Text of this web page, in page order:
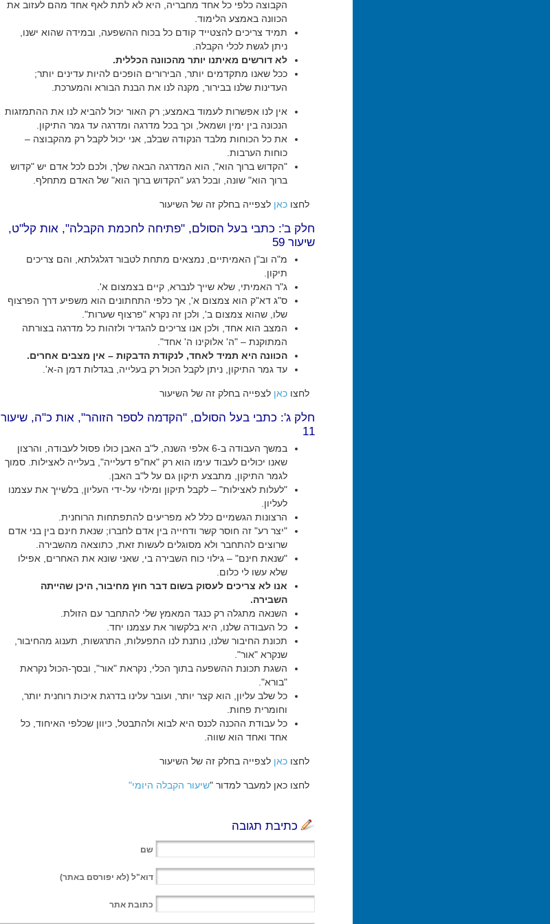
הקבוצה כלפי כל אחד מחבריה, היא לא לתת לאף אחד מהם לעזוב את
הכוונה באמצע הלימוד.
תמיד צריכים להצטייד קודם כל בכוח ההשפעה, ובמידה שהוא ישנו,
ניתן לגשת לכלי הקבלה.
לא דורשים מאיתנו יותר מהכוונה הכללית.
ככל שאנו מתקדמים יותר, הבירורים הופכים להיות עדינים יותר;
העדינות שלנו בבירור, מקנה לנו את הבנת הבורא והמערכת.
אין לנו אפשרות לעמוד באמצע; רק האור יכול להביא לנו את ההתמזגות
הנכונה בין ימין ושמאל, וכך בכל מדרגה ומדרגה עד גמר התיקון.
את כל הכוחות מלבד הנקודה שבלב, אני יכול לקבל רק מהקבוצה –
כוחות הערבות.
"הקדוש ברוך הוא", הוא המדרגה הבאה שלך, ולכם לכל אדם יש "קדוש
ברוך הוא" שונה, ובכל רגע "הקדוש ברוך הוא" של האדם מתחלף.
לחצו כאן לצפייה בחלק זה של השיעור
חלק ב': כתבי בעל הסולם, "פתיחה לחכמת הקבלה", אות קל"ט,
שיעור 59
מ"ה וב"ן האמיתיים, נמצאים מתחת לטבור דגלגלתא, והם צריכים
תיקון.
ג"ר האמיתי, שלא שייך לנברא, קיים בצמצום א'.
ס"ג דא"ק הוא צמצום א', אך כלפי התחתונים הוא משפיע דרך הפרצוף
שלו, שהוא צמצום ב', ולכן זה נקרא "פרצוף שערות".
המצב הוא אחד, ולכן אנו צריכים להגדיר ולזהות כל מדרגה בצורתה
המתוקנת – "ה' אלוקינו ה' אחד".
הכוונה היא תמיד לאחד, לנקודת הדבקות – אין מצבים אחרים.
עד גמר התיקון, ניתן לקבל הכול רק בעלייה, בגדלות דמן ה-א'.
לחצו כאן לצפייה בחלק זה של השיעור
חלק ג': כתבי בעל הסולם, "הקדמה לספר הזוהר", אות כ"ה, שיעור
11
במשך העבודה ב-6 אלפי השנה, ל"ב האבן כולו פסול לעבודה, והרצון
שאנו יכולים לעבוד עימו הוא רק "אח"פ דעלייה", בעלייה לאצילות. סמוך
לגמר התיקון, מתבצע תיקון גם על ל"ב האבן.
"לעלות לאצילות" – לקבל תיקון ומילוי על-ידי העליון, בלשייך את עצמנו
לעליון.
הרצונות הגשמיים כלל לא מפריעים להתפתחות הרוחנית.
"יצר רע" זה חוסר קשר ודחייה בין אדם לחברו; שנאת חינם בין בני אדם
שרוצים להתחבר ולא מסוגלים לעשות זאת, כתוצאה מהשבירה.
"שנאת חינם" – גילוי כוח השבירה בי, שאני שונא את האחרים, אפילו
שלא עשו לי כלום.
אנו לא צריכים לעסוק בשום דבר חוץ מחיבור, היכן שהייתה
השבירה.
השנאה מתגלה רק כנגד המאמץ שלי להתחבר עם הזולת.
כל העבודה שלנו, היא בלקשור את עצמנו יחד.
תכונת החיבור שלנו, נותנת לנו התפעלות, התרגשות, תענוג מהחיבור,
שנקרא "אור".
השגת תכונת ההשפעה בתוך הכלי, נקראת "אור", ובסך-הכול נקראת
"בורא".
כל שלב עליון, הוא קצר יותר, ועובר עלינו בדרגת איכות רוחנית יותר,
וחומרית פחות.
כל עבודת ההכנה לכנס היא לבוא ולהתבטל, כיוון שכלפי האיחוד, כל
אחד ואחד הוא שווה.
לחצו כאן לצפייה בחלק זה של השיעור
לחצו כאן למעבר למדור "שיעור הקבלה היומי"
כתיבת תגובה
שם
דוא"ל (לא יפורסם באתר)
כתובת אתר